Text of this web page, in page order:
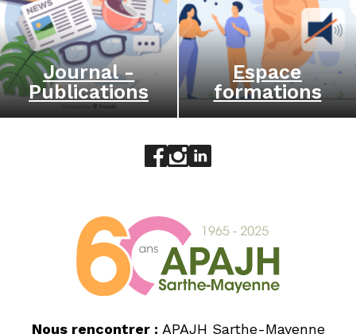
Journal -
Publications
Espace
formations
Aller sur le réseau social
Aller sur le réseau social
Aller sur le réseau
Nous rencontrer : APAJH Sarthe-Mayenne